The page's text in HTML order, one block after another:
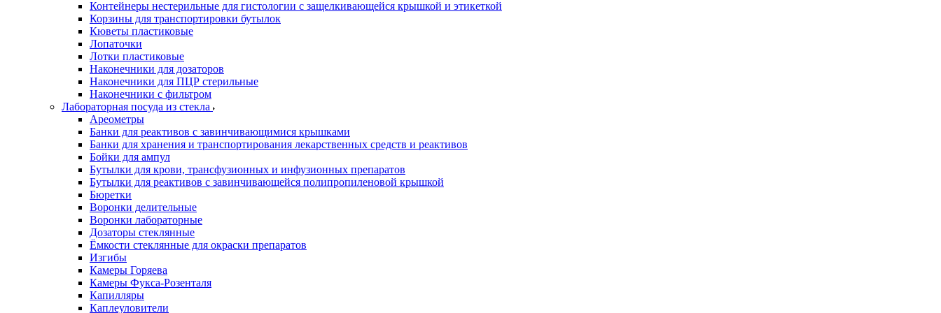
Контейнеры нестерильные для гистологии с защелкивающейся крышкой и этикеткой
Корзины для транспортировки бутылок
Кюветы пластиковые
Лопаточки
Лотки пластиковые
Наконечники для дозаторов
Наконечники для ПЦР стерильные
Наконечники с фильтром
Лабораторная посуда из стекла
Ареометры
Банки для реактивов с завинчивающимися крышками
Банки для хранения и транспортирования лекарственных средств и реактивов
Бойки для ампул
Бутылки для крови, трансфузионных и инфузионных препаратов
Бутылки для реактивов с завинчивающейся полипропиленовой крышкой
Бюретки
Воронки делительные
Воронки лабораторные
Дозаторы стеклянные
Ёмкости стеклянные для окраски препаратов
Изгибы
Камеры Горяева
Камеры Фукса-Розенталя
Капилляры
Каплеуловители